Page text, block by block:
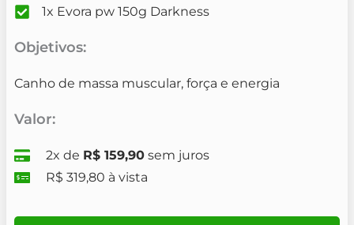
1x Evora pw 150g Darkness
Objetivos:
Canho de massa muscular, força e energia
Valor:
2x de R$ 159,90 sem juros
R$ 319,80 à vista